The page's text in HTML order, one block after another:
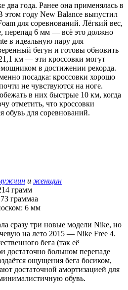
два года. Ранее она применялась в
этом году New Balance выпустил
для соревнований. Лёгкий вес,
перепад 6 мм — всё это должно
в идеальную пару для
бегун и готовы обновить
км — эти кроссовки могут
в достижении рекорда.
посадка: кроссовки хорошо
не чувствуются на ноге.
в них быстрые 10 км, когда
отметить, что кроссовки
обувь для соревнований.
и женщин
грамм
граммаа
6 мм
сразу три новые модели Nike, но
на лето 2015 — Nike Free 4.
бега (так её
достаточно большом перепаде
ощущения бега босиком,
достаточной амортизацией для
обувь.